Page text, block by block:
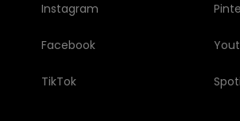
Instagram
Facebook
TikTok